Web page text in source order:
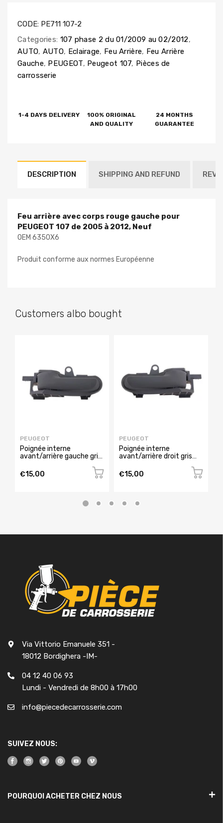
CODE: PE711 107-2
Categories: 107 phase 2 du 01/2009 au 02/2012,
AUTO, AUTO, Eclairage, Feu Arrière, Feu Arrière
Gauche, PEUGEOT, Peugeot 107, Pièces de
carrosserie
1-4 DAYS DELIVERY
100% ORIGINAL
AND QUALITY
24 MONTHS
GUARANTEE
DESCRIPTION SHIPPING AND REFUND
Feu arrière avec corps rouge gauche pour
PEUGEOT 107 de 2005 à 2012, Neuf
OEM 6350X6
Produit conforme aux normes Européenne
Customers albo bought
PEUGEOT
Poignée interne
avant/arrière gauche gris
à 2008,
€15,00
PEUGEOT
Poignée interne
avant/arrière droit gris
à 2008,
€15,00
Via Vittorio Emanuele 351 -
18012 Bordighera -IM-
04 12 40 06 93
Lundi - Vendredi de 8h00 à 17h00
info@piecedecarrosserie.com
SUIVEZ NOUS:
POURQUOI ACHETER CHEZ NOUS